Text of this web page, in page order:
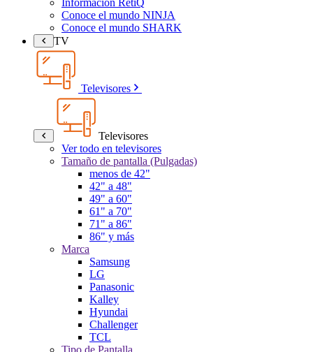
Información RetiQ
Conoce el mundo NINJA
Conoce el mundo SHARK
TV
Televisores
Televisores
Ver todo en televisores
Tamaño de pantalla (Pulgadas)
menos de 42"
42" a 48"
49" a 60"
61" a 70"
71" a 86"
86" y más
Marca
Samsung
LG
Panasonic
Kalley
Hyundai
Challenger
TCL
Tipo de Pantalla